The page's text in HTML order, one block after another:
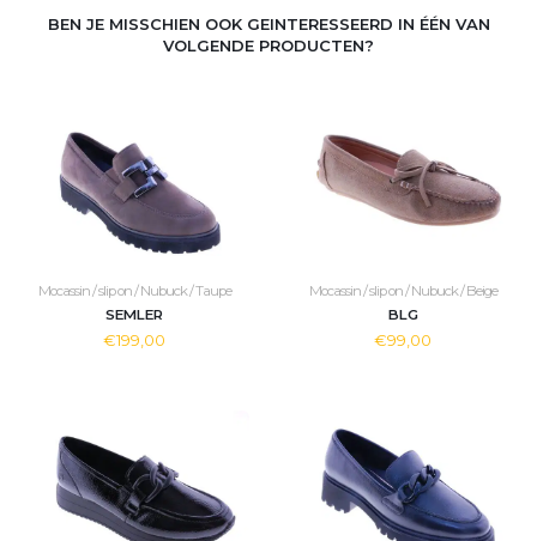
BEN JE MISSCHIEN OOK GEINTERESSEERD IN ÉÉN VAN
VOLGENDE PRODUCTEN?
Mocassin / slip on / Nubuck / Taupe
SEMLER
€199,00
Mocassin / slip on / Nubuck / Beige
BLG
€99,00